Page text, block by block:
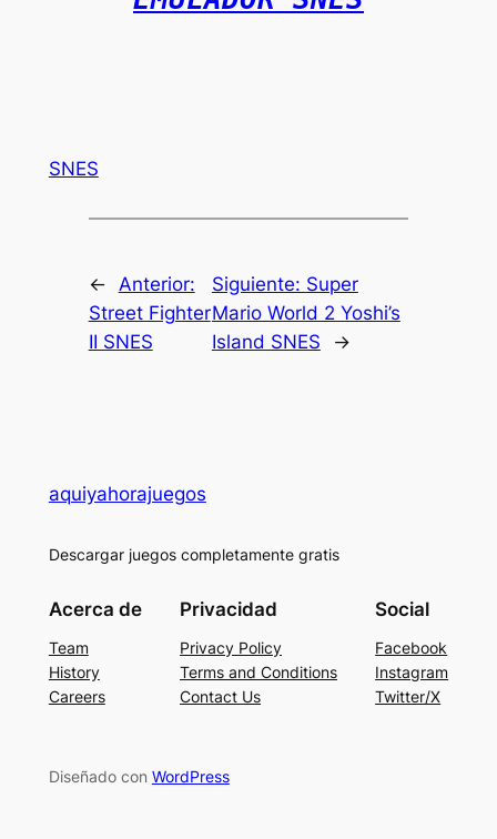
SNES
←
Anterior:
Street Fighter
II SNES
Siguiente: Super
Mario World 2 Yoshi’s
Island SNES
→
aquiyahorajuegos
Descargar juegos completamente gratis
Acerca de
Team
History
Careers
Privacidad
Privacy Policy
Terms and Conditions
Contact Us
Social
Facebook
Instagram
Twitter/X
Diseñado con WordPress